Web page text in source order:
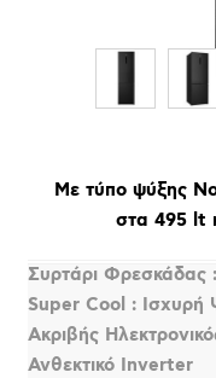
Με τύπο ψύξης
στα 495 lt
Συρτάρι
Super Cool : Ισχυρή
Ακριβής
Ανθεκτικό Inverter